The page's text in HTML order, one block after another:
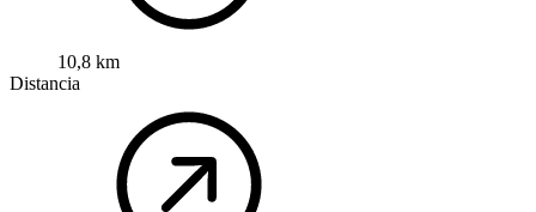
10,8 km
Distancia